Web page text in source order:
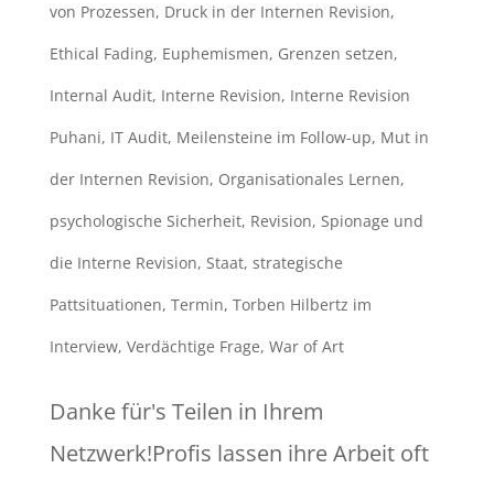
von Prozessen, Druck in der Internen Revision,
Ethical Fading, Euphemismen, Grenzen setzen,
Internal Audit, Interne Revision, Interne Revision
Puhani, IT Audit, Meilensteine im Follow-up, Mut in
der Internen Revision, Organisationales Lernen,
psychologische Sicherheit, Revision, Spionage und
die Interne Revision, Staat, strategische
Pattsituationen, Termin, Torben Hilbertz im
Interview, Verdächtige Frage, War of Art
Danke für's Teilen in Ihrem
Netzwerk!Profis lassen ihre Arbeit oft